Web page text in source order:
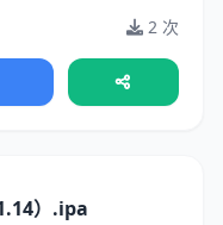
2 次
）.ipa